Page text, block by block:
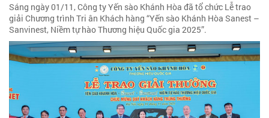
Sáng ngày 01/11, Công ty Yến sào Khánh Hòa đã tổ chức Lễ trao
giải Chương trình Tri ân Khách hàng “Yến sào Khánh Hòa Sanest –
Sanvinest, Niềm tự hào Thương hiệu Quốc gia 2025”.